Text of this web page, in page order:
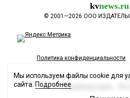
kvnews.ru
© 2001—2026 ООО
Политика конфиденциальности
Разработка сайта
Мы используем файлы cookie для
сайта. Подробнее